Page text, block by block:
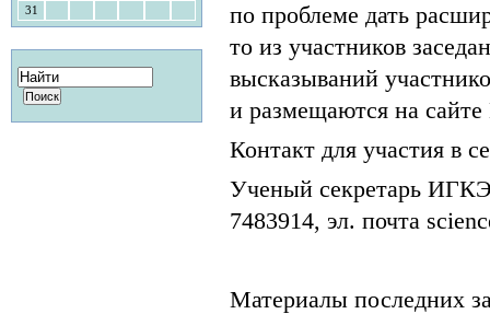
по проблеме дать
то из участников
высказываний
и размещаются на
Контакт для участия в
Ученый секретарь
7483914, эл. почта
Материалы последних
31